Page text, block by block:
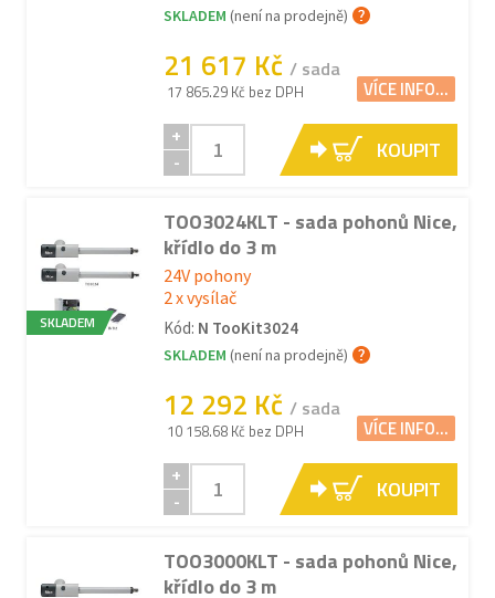
SKLADEM (není na prodejně)
21 617 Kč / sada
17 865.29 Kč bez DPH VÍCE INFO...
+
-
KOUPIT
SKLADEM
TOO3024KLT - sada pohonů Nice,
křídlo do 3 m
24V pohony
2 x vysílač
Kód: N TooKit3024
SKLADEM (není na prodejně)
12 292 Kč / sada
10 158.68 Kč bez DPH VÍCE INFO...
+
-
KOUPIT
TOO3000KLT - sada pohonů Nice,
křídlo do 3 m